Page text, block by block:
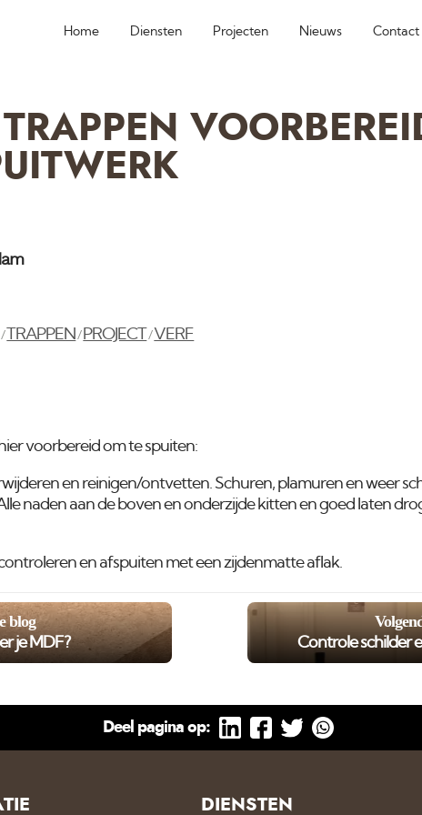
Home Diensten Projecten Nieuws Contact
/ TRAPPEN / PROJECT /VERF
voorbereid om te spuiten:
en reinigen/ontvetten. Schuren, plamuren en weer
naden aan de boven en onderzijde kitten en goed laten
en afspuiten met een zijdenmatte aflak.
blog
je MDF? Controle schilder
Deel pagina op:
DIENSTEN